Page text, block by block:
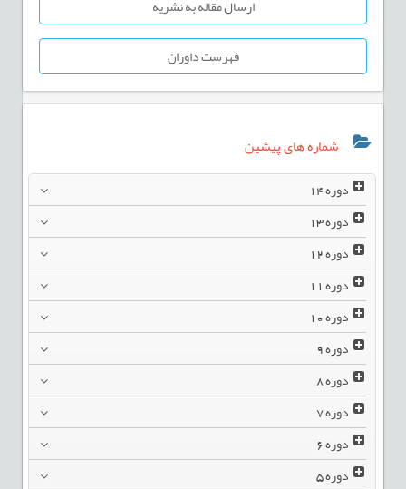
ارسال مقاله به نشریه
فهرست داوران
شماره های پیشین
دوره14
دوره13
دوره12
دوره11
دوره10
دوره9
دوره8
دوره7
دوره6
دوره5